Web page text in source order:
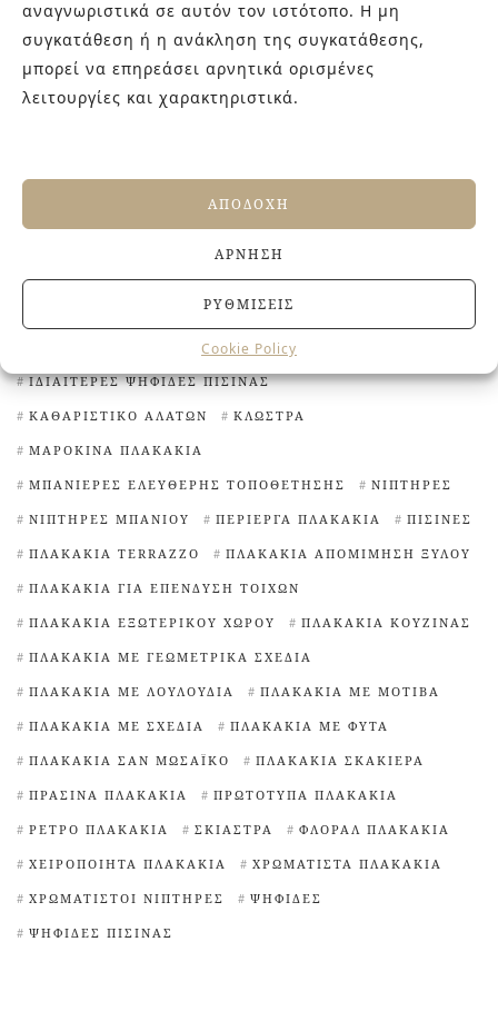
αναγνωριστικά σε αυτόν τον ιστότοπο. Η μη
συγκατάθεση ή η ανάκληση της συγκατάθεσης,
μπορεί να επηρεάσει αρνητικά ορισμένες
λειτουργίες και χαρακτηριστικά.
ΑΠΟΔΟΧΉ
ΆΡΝΗΣΗ
ΡΥΘΜΊΣΕΙΣ
Cookie Policy
ΕΤΙΚΈΤΕΣ
ANTISLIP ΠΛΑΚΆΚΙΑ VINTAGE ΠΛΑΚΆΚΙΑ
VINTAGE ΤΣΙΜΕΝΤΟΠΛΑΚΆΚΙΑ ΙΤΑΛΙΚΟΊ ΝΙΠΤΉΡΕΣ
ΑΣΠΡΌΜΑΥΡΑ ΠΛΑΚΆΚΙΑ ΔΙΑΚΟΣΜΗΤΙΚΆ ΤΟΥΒΛΆΚΙΑ
ΙΔΈΕΣ ΓΙΑ ΠΛΑΚΆΚΙΑ ΚΟΥΖΊΝΑΣ
ΙΔΙΑΊΤΕΡΑ ΠΛΑΚΆΚΙΑ ΚΟΥΖΊΝΑΣ
ΙΔΙΑΊΤΕΡΕΣ ΨΗΦΊΔΕΣ ΠΙΣΊΝΑΣ
ΚΑΘΑΡΙΣΤΙΚΌ ΑΛΆΤΩΝ ΚΛΏΣΤΡΑ
ΜΑΡΟΚΙΝΆ ΠΛΑΚΆΚΙΑ
ΜΠΑΝΙΈΡΕΣ ΕΛΕΎΘΕΡΗΣ ΤΟΠΟΘΈΤΗΣΗΣ ΝΙΠΤΉΡΕΣ
ΝΙΠΤΉΡΕΣ ΜΠΆΝΙΟΥ ΠΕΡΊΕΡΓΑ ΠΛΑΚΆΚΙΑ ΠΙΣΊΝΕΣ
ΠΛΑΚΆΚΙΑ TERRAZZO ΠΛΑΚΆΚΙΑ ΑΠΟΜΊΜΗΣΗ ΞΎΛΟΥ
ΠΛΑΚΆΚΙΑ ΓΙΑ ΕΠΈΝΔΥΣΗ ΤΟΊΧΩΝ
ΠΛΑΚΆΚΙΑ ΕΞΩΤΕΡΙΚΟΎ ΧΏΡΟΥ ΠΛΑΚΆΚΙΑ ΚΟΥΖΊΝΑΣ
ΠΛΑΚΆΚΙΑ ΜΕ ΓΕΩΜΕΤΡΙΚΆ ΣΧΈΔΙΑ
ΠΛΑΚΆΚΙΑ ΜΕ ΛΟΥΛΟΎΔΙΑ ΠΛΑΚΆΚΙΑ ΜΕ ΜΟΤΊΒΑ
ΠΛΑΚΆΚΙΑ ΜΕ ΣΧΈΔΙΑ ΠΛΑΚΆΚΙΑ ΜΕ ΦΥΤΆ
ΠΛΑΚΆΚΙΑ ΣΑΝ ΜΩΣΑΪΚΌ ΠΛΑΚΆΚΙΑ ΣΚΑΚΙΈΡΑ
ΠΡΆΣΙΝΑ ΠΛΑΚΆΚΙΑ ΠΡΩΤΌΤΥΠΑ ΠΛΑΚΆΚΙΑ
ΡΕΤΡΌ ΠΛΑΚΆΚΙΑ ΣΚΊΑΣΤΡΑ ΦΛΟΡΆΛ ΠΛΑΚΆΚΙΑ
ΧΕΙΡΟΠΟΊΗΤΑ ΠΛΑΚΆΚΙΑ ΧΡΩΜΑΤΙΣΤΆ ΠΛΑΚΆΚΙΑ
ΧΡΩΜΑΤΙΣΤΟΊ ΝΙΠΤΉΡΕΣ ΨΗΦΊΔΕΣ
ΨΗΦΊΔΕΣ ΠΙΣΊΝΑΣ